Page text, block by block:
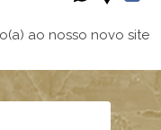
ao nosso novo site